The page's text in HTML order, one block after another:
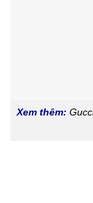
Xem thêm: